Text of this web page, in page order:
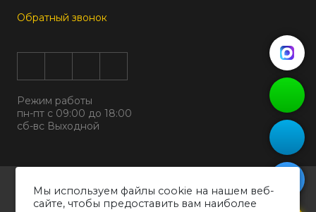
Обратный звонок
Режим работы
пн-пт с 09:00 до 18:00
сб-вс Выходной
Все права защищены © 2026
ООО "ДИЗАЛЬТ"
Мы используем файлы cookie на нашем веб-
сайте, чтобы предоставить вам наиболее